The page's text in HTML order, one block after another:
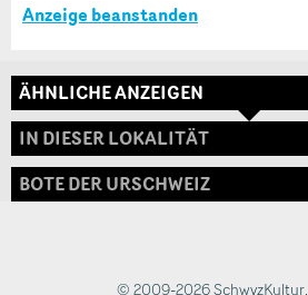
* Eingabe erforderlich
Adresse
Anzeige beanstanden
ÄHNLICHE ANZEIGEN
IN DIESER LOKALITÄT
BOTE DER URSCHWEIZ
© 2009-2026 SchwyzKultur,